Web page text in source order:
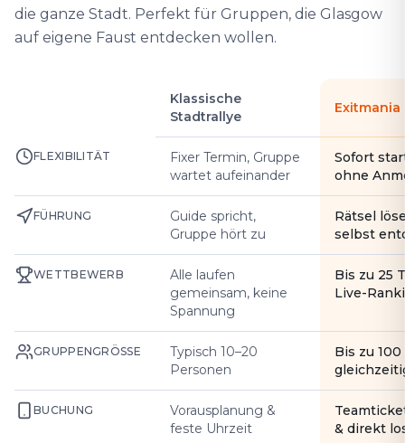
die ganze Stadt. Perfekt für Gruppen, die Glasgow
auf eigene Faust entdecken wollen.
Klassische
Stadtrallye
Exitmania
FLEXIBILITÄT
Fixer Termin, Gruppe
wartet aufeinander
Sofort
ohne
FÜHRUNG
Guide spricht,
Gruppe hört zu
Rätsel
selbst
WETTBEWERB
Alle laufen
gemeinsam, keine
Spannung
Bis zu 25
Live-
GRUPPENGRÖSSE
Typisch 10–20
Personen
Bis zu
BUCHUNG
Vorausplanung &
feste Uhrzeit
& direkt